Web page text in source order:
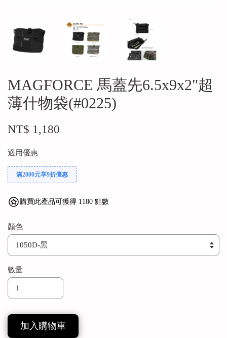
MAGFORCE 馬蓋先6.5x9x2"超
薄什物袋(#0225)
NT$ 1,180
適用優惠
滿2000元享9折優惠
購買此產品可獲得 1180 點數
顏色
數量
加入購物車